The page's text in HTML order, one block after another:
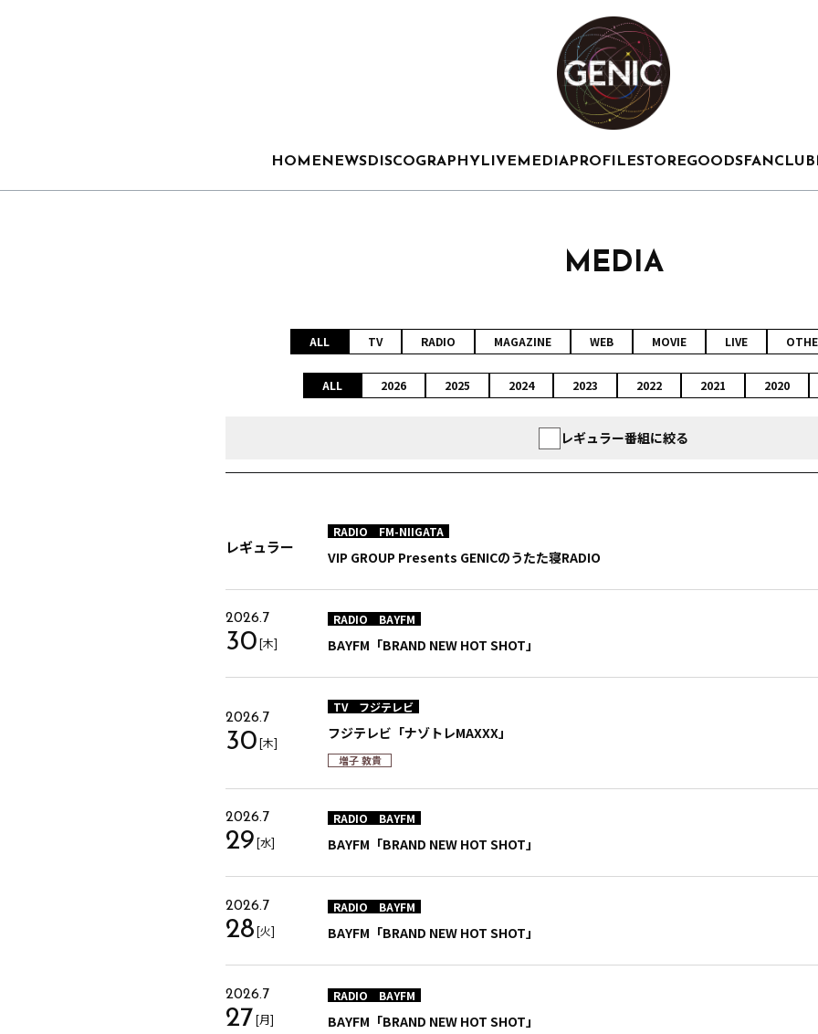
HOME NEWSDISCOGRAPHY LIVE MEDIAPROFILESTOREGOODSFANCLUB
MEDIA
ALL TV RADIO MAGAZINE WEB MOVIE LIVE
ALL 2026 2025 2024 2023 2022 2021 2020
レギュラー番組に絞る
レギュラー
RADIO FM-NIIGATA
VIP GROUP Presents GENICのうたた寝RADIO
2026.7
30[木]
RADIO BAYFM
BAYFM「BRAND NEW HOT SHOT」
2026.7
30[木]
TV フジテレビ
フジテレビ「ナゾトレMAXXX」
増子 敦貴
2026.7
29[水]
RADIO BAYFM
BAYFM「BRAND NEW HOT SHOT」
2026.7
28[火]
RADIO BAYFM
BAYFM「BRAND NEW HOT SHOT」
2026.7
27[月]
RADIO BAYFM
BAYFM「BRAND NEW HOT SHOT」